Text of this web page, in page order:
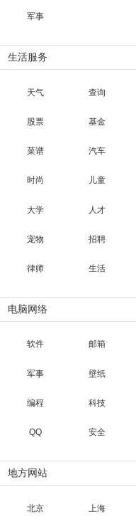
军事
生活服务
天气 查询
股票 基金
菜谱 汽车
时尚 儿童
大学 人才
宠物 招聘
律师 生活
电脑网络
软件 邮箱
军事 壁纸
编程 科技
QQ 安全
地方网站
北京 上海